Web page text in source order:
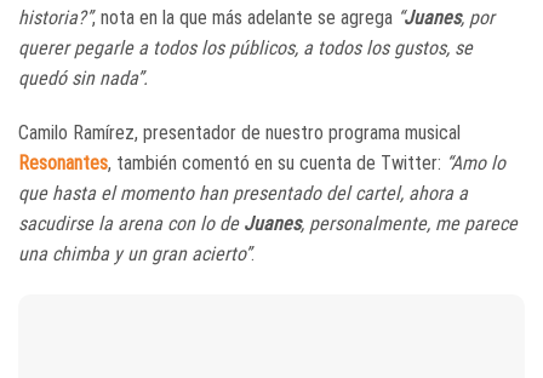
historia?”, nota en la que más adelante se agrega “Juanes, por
querer pegarle a todos los públicos, a todos los gustos, se
quedó sin nada”.
Camilo Ramírez, presentador de nuestro programa musical
Resonantes, también comentó en su cuenta de Twitter: “Amo lo
que hasta el momento han presentado del cartel, ahora a
sacudirse la arena con lo de Juanes, personalmente, me parece
una chimba y un gran acierto”.